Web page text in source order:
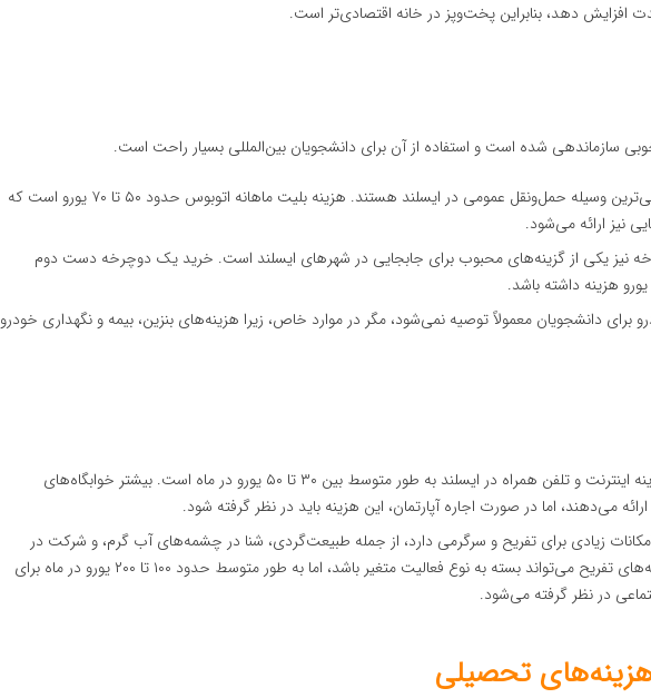
افزایش دهد، بنابراین پخت‌وپز در خانه اقتصادی‌تر است.
سازماندهی شده است و استفاده از آن برای دانشجویان بین‌المللی بسیار راحت است.
: اتوبوس‌ها اصلی‌ترین وسیله حمل‌ونقل عمومی در ایسلند هستند. هزینه بلیت ماهانه اتوبوس حدود ۵۰ تا ۷۰ یورو است که
نیز ارائه می‌شود.
نیز یکی از گزینه‌های محبوب برای جابجایی در شهرهای ایسلند است. خرید یک دوچرخه دست دوم
برای دانشجویان معمولاً توصیه نمی‌شود، مگر در موارد خاص، زیرا هزینه‌های بنزین، بیمه و نگهداری خودرو
: هزینه اینترنت و تلفن همراه در ایسلند به طور متوسط بین ۳۰ تا ۵۰ یورو در ماه است. بیشتر خوابگاه‌های
می‌دهند، اما در صورت اجاره آپارتمان، این هزینه باید در نظر گرفته شود.
زیادی برای تفریح و سرگرمی دارد، از جمله طبیعت‌گردی، شنا در چشمه‌های آب گرم، و شرکت در
جشنواره‌های محلی. هزینه‌های تفریح می‌تواند بسته به نوع فعالیت متغیر باشد، اما به طور متوسط حدود ۱۰۰ تا ۲۰۰ یورو در ماه برای
در نظر گرفته می‌شود.
تحصیلی